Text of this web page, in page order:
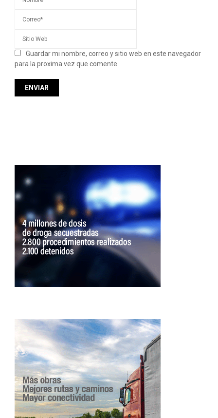
Guardar mi nombre, correo y sitio web en este navegador
para la proxima vez que comente.